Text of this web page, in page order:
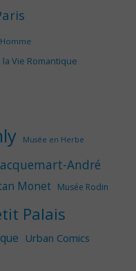
Vie Romantique
Musée en Herbe
André
Monet Musée Rodin
Palais
Urban Comics